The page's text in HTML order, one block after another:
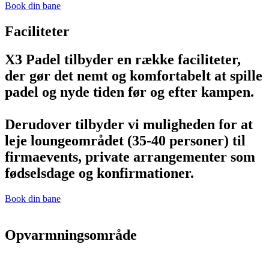
Book din bane
Faciliteter
X3 Padel tilbyder en række faciliteter,
der gør det nemt og komfortabelt at spille
padel og nyde tiden før og efter kampen.
Derudover tilbyder vi muligheden for at
leje loungeområdet (35-40 personer) til
firmaevents, private arrangementer som
fødselsdage og konfirmationer.
Book din bane
Opvarmningsområde